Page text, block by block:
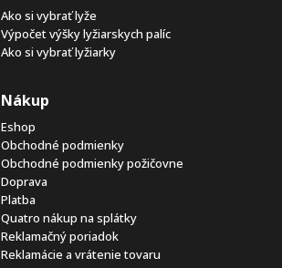
Ako si vybrať lyže
Výpočet výšky lyžiarskych palíc
Ako si vybrať lyžiarky
Nákup
Eshop
Obchodné podmienky
Obchodné podmienky požičovne
Doprava
Platba
Quatro nákup na splátky
Reklamačný poriadok
Reklamácie a vrátenie tovaru